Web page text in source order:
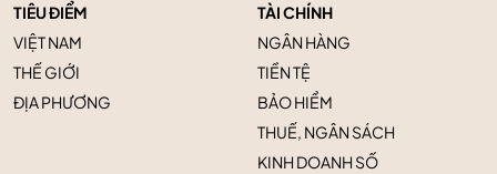
TIÊU ĐIỂM
VIỆT NAM
THẾ GIỚI
ĐỊA PHƯƠNG
TÀI CHÍNH
NGÂN HÀNG
TIỀN TỆ
BẢO HIỂM
THUẾ, NGÂN SÁCH
KINH DOANH SỐ